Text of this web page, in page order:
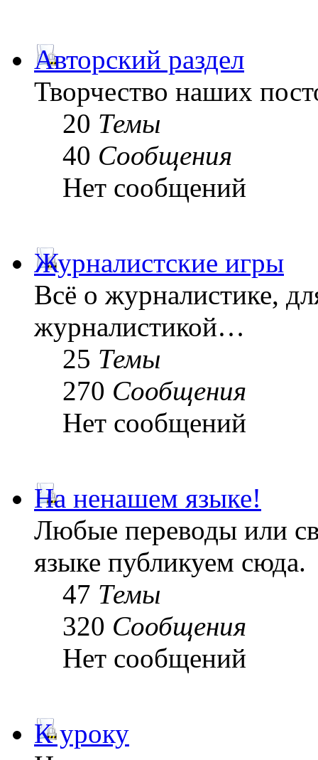
Авторский раздел
Творчество наших
20 Темы
40 Сообщения
Нет сообщений
Журналистские игры
Всё о журналистике,
журналистикой…
25 Темы
270 Сообщения
Нет сообщений
На ненашем языке!
Любые переводы или
языке публикуем сюда.
47 Темы
320 Сообщения
Нет сообщений
К уроку